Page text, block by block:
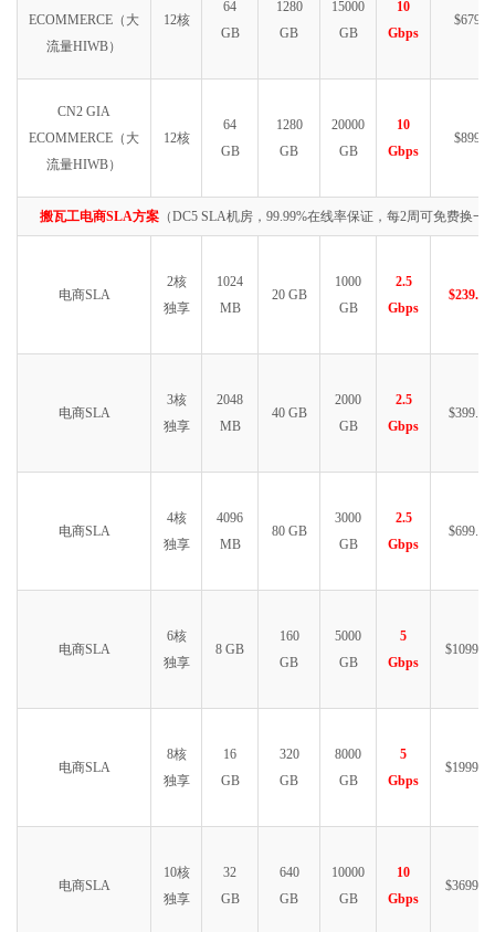
ECOMMERCE（大
流量HIWB）
12核
64
GB
1280
GB
15000
GB
10
Gbps
$6790
CN2 GIA
ECOMMERCE（大
流量HIWB）
12核
64
GB
1280
GB
20000
GB
10
Gbps
$8999
搬瓦工电商SLA方案（DC5 SLA机房，99.99%在线率保证，每2周可免费换一
电商SLA
2核
独享
1024
MB
20 GB
1000
GB
2.5
Gbps
$239.99
电商SLA
3核
独享
2048
MB
40 GB
2000
GB
2.5
Gbps
$399.99
电商SLA
4核
独享
4096
MB
80 GB
3000
GB
2.5
Gbps
$699.99
电商SLA
6核
独享
8 GB
160
GB
5000
GB
5
Gbps
$1099.99
电商SLA
8核
独享
16
GB
320
GB
8000
GB
5
Gbps
$1999.99
电商SLA
10核
独享
32
GB
640
GB
10000
GB
10
Gbps
$3699.99